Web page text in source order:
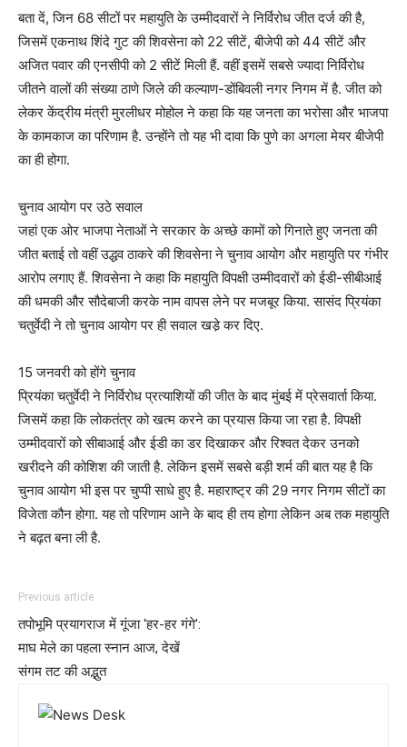
बता दें, जिन 68 सीटों पर महायुति के उम्मीदवारों ने निर्विरोध जीत दर्ज की है,
जिसमें एकनाथ शिंदे गुट की शिवसेना को 22 सीटें, बीजेपी को 44 सीटें और
अजित पवार की एनसीपी को 2 सीटें मिली हैं. वहीं इसमें सबसे ज्यादा निर्विरोध
जीतने वालों की संख्या ठाणे जिले की कल्याण-डोंबिवली नगर निगम में है. जीत को
लेकर केंद्रीय मंत्री मुरलीधर मोहोल ने कहा कि यह जनता का भरोसा और भाजपा
के कामकाज का परिणाम है. उन्होंने तो यह भी दावा कि पुणे का अगला मेयर बीजेपी
का ही होगा.
चुनाव आयोग पर उठे सवाल
जहां एक ओर भाजपा नेताओं ने सरकार के अच्छे कामों को गिनाते हुए जनता की
जीत बताई तो वहीं उद्धव ठाकरे की शिवसेना ने चुनाव आयोग और महायुति पर गंभीर
आरोप लगाए हैं. शिवसेना ने कहा कि महायुति विपक्षी उम्मीदवारों को ईडी-सीबीआई
की धमकी और सौदेबाजी करके नाम वापस लेने पर मजबूर किया. सासंद प्रियंका
चतुर्वेदी ने तो चुनाव आयोग पर ही सवाल खडे़ कर दिए.
15 जनवरी को होंगे चुनाव
प्रियंका चतुर्वेदी ने निर्विरोध प्रत्याशियों की जीत के बाद मुंबई में प्रेसवार्ता किया.
जिसमें कहा कि लोकतंत्र को खत्म करने का प्रयास किया जा रहा है. विपक्षी
उम्मीदवारों को सीबाआई और ईडी का डर दिखाकर और रिश्वत देकर उनको
खरीदने की कोशिश की जाती है. लेकिन इसमें सबसे बड़ी शर्म की बात यह है कि
चुनाव आयोग भी इस पर चुप्पी साधे हुए है. महाराष्ट्र की 29 नगर निगम सीटों का
विजेता कौन होगा. यह तो परिणाम आने के बाद ही तय होगा लेकिन अब तक महायुति
ने बढ़त बना ली है.
Previous article
तपोभूमि प्रयागराज में गूंजा ‘हर-हर गंगे’:
माघ मेले का पहला स्नान आज, देखें
संगम तट की अद्भुत